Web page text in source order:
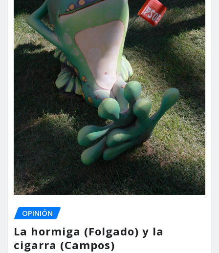
OPINIÓN
La hormiga (Folgado) y la
cigarra (Campos)